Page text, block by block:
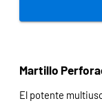
Martillo
El potente